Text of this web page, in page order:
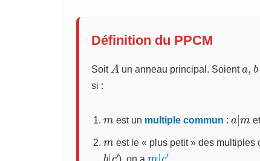
Définition du PPCM
Soit
A
un anneau principal. Soient
b
si :
est un multiple commun :
|
est le « plus petit » des multiples
b
c ′
), on a
| c
.